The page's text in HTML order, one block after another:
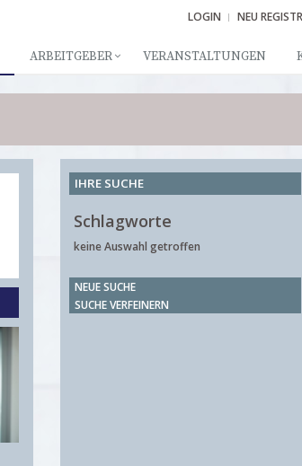
LOGIN NEU
ARBEITGEBER VERANSTALTUNGEN
IHRE SUCHE
Schlagworte
keine Auswahl getroffen
NEUE SUCHE
SUCHE VERFEINERN